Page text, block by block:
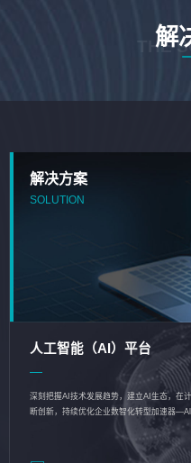
解
THE
解决方案
SOLUTION
人工智能（AI）平台
深刻把握AI技术发展趋势，建立AI生态，在
断创新，持续优化企业数智化转型加速器